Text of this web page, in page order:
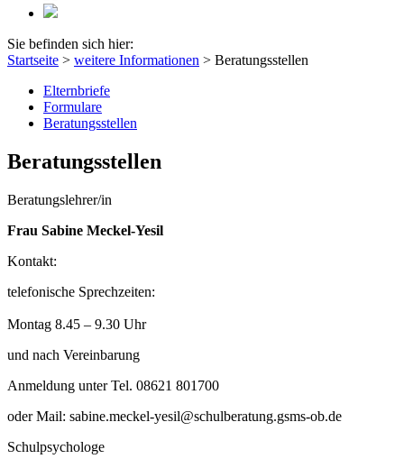
Sie befinden sich hier:
Startseite > weitere Informationen > Beratungsstellen
Elternbriefe
Formulare
Beratungsstellen
Beratungsstellen
Beratungslehrer/in
Frau Sabine Meckel-Yesil
Kontakt:
telefonische Sprechzeiten:
Montag 8.45 – 9.30 Uhr
und nach Vereinbarung
Anmeldung unter Tel. 08621 801700
oder Mail: sabine.meckel-yesil@schulberatung.gsms-ob.de
Schulpsychologe